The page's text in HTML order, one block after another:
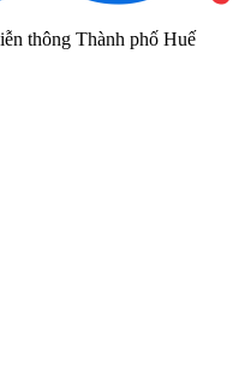
thông Thành phố Huế